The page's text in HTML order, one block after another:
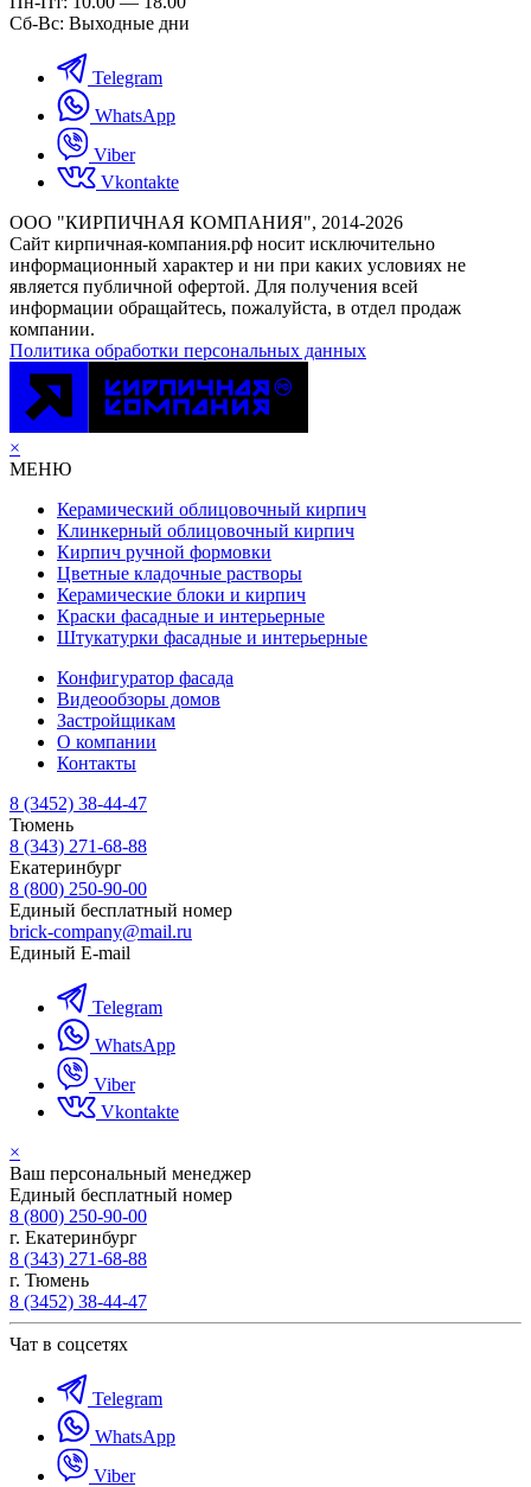
Сб-Вс: Выходные дни
Telegram
WhatsApp
Viber
Vkontakte
ООО "КИРПИЧНАЯ КОМПАНИЯ", 2014-2026
Cайт кирпичная-компания.рф носит исключительно
информационный характер и ни при каких условиях не
является публичной офертой. Для получения всей
информации обращайтесь, пожалуйста, в отдел продаж
компании.
Политика обработки персональных данных
×
МЕНЮ
Керамический облицовочный кирпич
Клинкерный облицовочный кирпич
Кирпич ручной формовки
Цветные кладочные растворы
Керамические блоки и кирпич
Краски фасадные и интерьерные
Штукатурки фасадные и интерьерные
Конфигуратор фасада
Видеообзоры домов
Застройщикам
О компании
Контакты
8 (3452) 38-44-47
Тюмень
8 (343) 271-68-88
Екатеринбург
8 (800) 250-90-00
Единый бесплатный номер
brick-company@mail.ru
Единый E-mail
Telegram
WhatsApp
Viber
Vkontakte
×
Ваш персональный менеджер
Единый бесплатный номер
8 (800) 250-90-00
г. Екатеринбург
8 (343) 271-68-88
г. Тюмень
8 (3452) 38-44-47
Чат в соцсетях
Telegram
WhatsApp
Viber